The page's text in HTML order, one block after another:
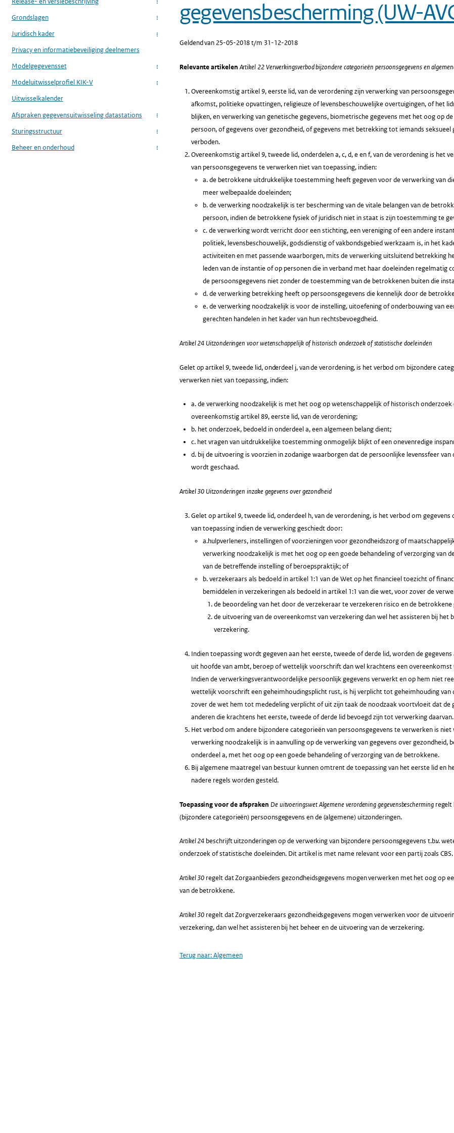
...
Grondslagen ...
Juridisch kader ...
Privacy en informatiebeveiliging deelnemers
Modelgegevensset
...
Modeluitwisselprofiel KIK-V ...
Uitwisselkalender
Afspraken gegevensuitwisseling datastations
...
Sturingsstructuur ...
Beheer en onderhoud ...
gegevensbescherming (UW-
Geldend van 25-05-2018 t/m 31-12-2018
Relevante artikelen Artikel 22 Verwerkingsverbod bijzondere categorieën persoonsgegevens en
Overeenkomstig artikel 9, eerste lid, van de verordening zijn verwerking van
afkomst, politieke opvattingen, religieuze of levensbeschouwelijke overtuigingen, of het
blijken, en verwerking van genetische gegevens, biometrische gegevens met het oog op
persoon, of gegevens over gezondheid, of gegevens met betrekking tot iemands seksueel
verboden.
Overeenkomstig artikel 9, tweede lid, onderdelen a, c, d, e en f, van de verordening is het
van persoonsgegevens te verwerken niet van toepassing, indien:
a. de betrokkene uitdrukkelijke toestemming heeft gegeven voor de verwerking van
meer welbepaalde doeleinden;
b. de verwerking noodzakelijk is ter bescherming van de vitale belangen van de
persoon, indien de betrokkene fysiek of juridisch niet in staat is zijn toestemming te
c. de verwerking wordt verricht door een stichting, een vereniging of een andere
politiek, levensbeschouwelijk, godsdienstig of vakbondsgebied werkzaam is, in het
activiteiten en met passende waarborgen, mits de verwerking uitsluitend betrekking
leden van de instantie of op personen die in verband met haar doeleinden regelmatig
de persoonsgegevens niet zonder de toestemming van de betrokkenen buiten die
d. de verwerking betrekking heeft op persoonsgegevens die kennelijk door de
e. de verwerking noodzakelijk is voor de instelling, uitoefening of onderbouwing van
gerechten handelen in het kader van hun rechtsbevoegdheid.
Artikel 24 Uitzonderingen voor wetenschappelijk of historisch onderzoek of statistische doeleinden
Gelet op artikel 9, tweede lid, onderdeel j, van de verordening, is het verbod om bijzondere
verwerken niet van toepassing, indien:
a. de verwerking noodzakelijk is met het oog op wetenschappelijk of historisch
overeenkomstig artikel 89, eerste lid, van de verordening;
b. het onderzoek, bedoeld in onderdeel a, een algemeen belang dient;
c. het vragen van uitdrukkelijke toestemming onmogelijk blijkt of een onevenredige
d. bij de uitvoering is voorzien in zodanige waarborgen dat de persoonlijke levenssfeer
wordt geschaad.
Artikel 30 Uitzonderingen inzake gegevens over gezondheid
Gelet op artikel 9, tweede lid, onderdeel h, van de verordening, is het verbod om
van toepassing indien de verwerking geschiedt door:
a.hulpverleners, instellingen of voorzieningen voor gezondheidszorg of
verwerking noodzakelijk is met het oog op een goede behandeling of verzorging van
van de betreffende instelling of beroepspraktijk; of
b. verzekeraars als bedoeld in artikel 1:1 van de Wet op het financieel toezicht of
bemiddelen in verzekeringen als bedoeld in artikel 1:1 van die wet, voor zover de
de beoordeling van het door de verzekeraar te verzekeren risico en de
de uitvoering van de overeenkomst van verzekering dan wel het assisteren bij het
verzekering.
Indien toepassing wordt gegeven aan het eerste, tweede of derde lid, worden de
uit hoofde van ambt, beroep of wettelijk voorschrift dan wel krachtens een
Indien de verwerkingsverantwoordelijke persoonlijk gegevens verwerkt en op hem niet
wettelijk voorschrift een geheimhoudingsplicht rust, is hij verplicht tot geheimhouding van
zover de wet hem tot mededeling verplicht of uit zijn taak de noodzaak voortvloeit dat de
anderen die krachtens het eerste, tweede of derde lid bevoegd zijn tot verwerking daarvan.
Het verbod om andere bijzondere categorieën van persoonsgegevens te verwerken is niet
verwerking noodzakelijk is in aanvulling op de verwerking van gegevens over gezondheid,
onderdeel a, met het oog op een goede behandeling of verzorging van de betrokkene.
Bij algemene maatregel van bestuur kunnen omtrent de toepassing van het eerste lid en
nadere regels worden gesteld.
Toepassing voor de afspraken De uitvoeringswet Algemene verordening gegevensbeschermingregelt
(bijzondere categorieën) persoonsgegevens en de (algemene) uitzonderingen.
Artikel 24 beschrijft uitzonderingen op de verwerking van bijzondere persoonsgegevens t.b.v.
onderzoek of statistische doeleinden. Dit artikel is met name relevant voor een partij zoals CBS.
Artikel 30 regelt dat Zorgaanbieders gezondheidsgegevens mogen verwerken met het oog op
van de betrokkene.
Artikel 30 regelt dat Zorgverzekeraars gezondheidsgegevens mogen verwerken voor de
verzekering, dan wel het assisteren bij het beheer en de uitvoering van de verzekering.
Terug naar:Algemeen